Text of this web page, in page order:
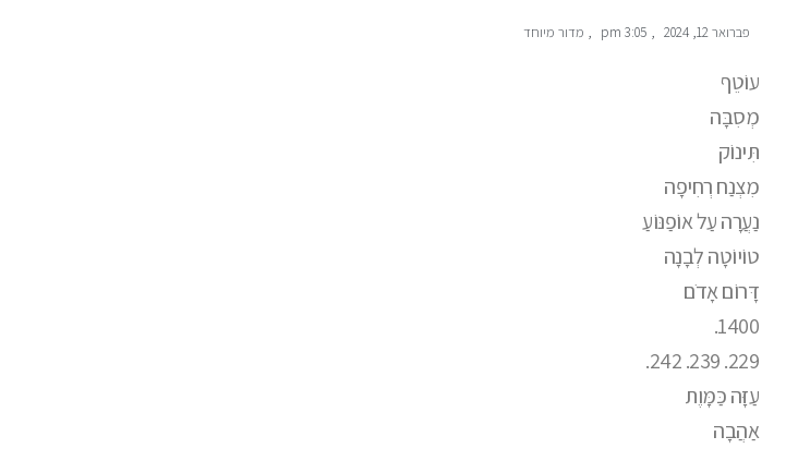
פברואר 12, 2024 ,
3:05 pm
, מדור מיוחד
עוֹטֵף
מְסִבָּה
תִּינוֹק
מִצְנַח רְחִיפָה
נַעֲרָה עַל אוֹפַנּוֹעַ
טוֹיוֹטָה לְבָנָה
דָּרוֹם אָדֹם
1400.
229. 239. 242.
עַזָּה כַּמָּוֶת
אַהֲבָה